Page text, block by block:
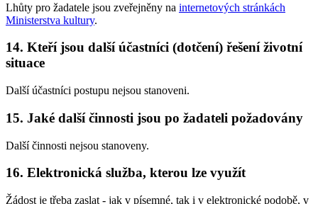
Lhůty pro žadatele jsou zveřejněny na internetových stránkách
Ministerstva kultury.
14. Kteří jsou další účastníci (dotčení) řešení životní
situace
Další účastníci postupu nejsou stanoveni.
15. Jaké další činnosti jsou po žadateli požadovány
Další činnosti nejsou stanoveny.
16. Elektronická služba, kterou lze využít
Žádost je třeba zaslat - jak v písemné, tak i v elektronické podobě, v